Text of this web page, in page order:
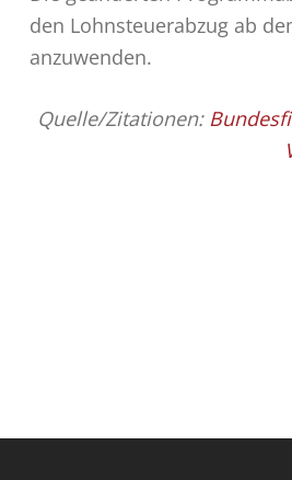
den Lohnsteuerabzug ab
anzuwenden.
Quelle/Zitationen: